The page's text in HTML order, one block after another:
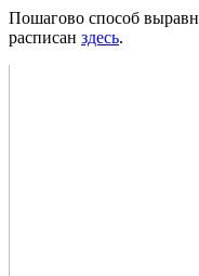
Пошагово способ
расписан здесь.